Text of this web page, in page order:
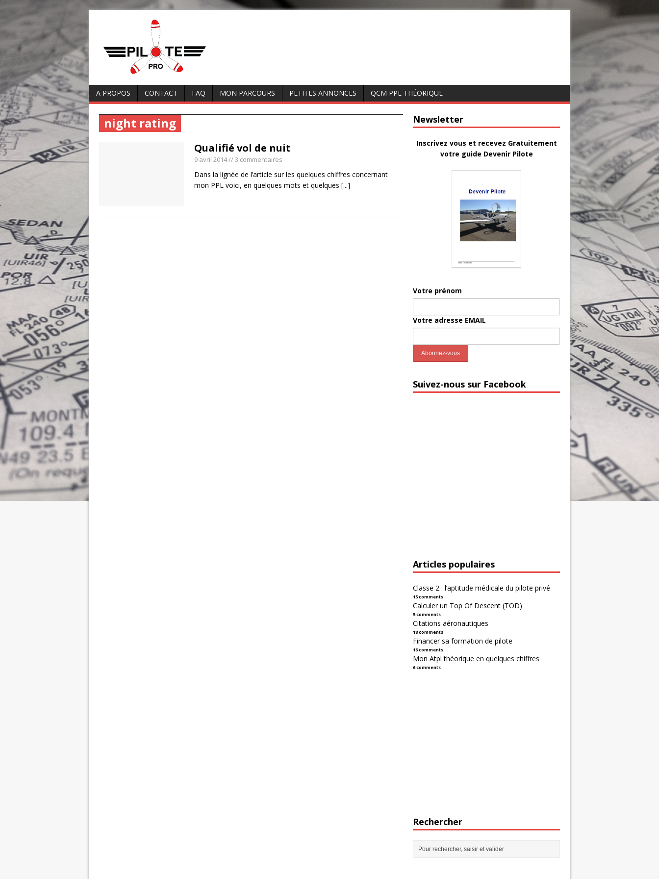
A PROPOS CONTACT FAQ MON PARCOURS PETITES ANNONCES QCM PPL THÉORIQUE
night rating
Qualifié vol de nuit
9 avril 2014// 3 commentaires
Dans la lignée de l’article sur les quelques chiffres concernant
mon PPL voici, en quelques mots et quelques [...]
Newsletter
Inscrivez vous et recevez Gratuitement
votre guide Devenir Pilote
Votre prénom
Votre adresse EMAIL
Suivez-nous sur Facebook
Articles populaires
Classe 2 : l’aptitude médicale du pilote privé
15 comments
Calculer un Top Of Descent (TOD)
5 comments
Citations aéronautiques
18 comments
Financer sa formation de pilote
16 comments
Mon Atpl théorique en quelques chiffres
6 comments
Rechercher